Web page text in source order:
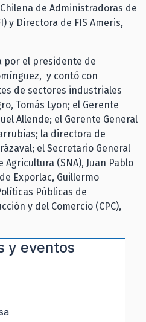
de Administradoras de
y Directora de FIS Ameris,
por el presidente de
y contó con
de sectores industriales
Tomás Lyon; el Gerente
Allende; el Gerente General
la directora de
el Secretario General
(SNA), Juan Pablo
Exporlac, Guillermo
Públicas de
y del Comercio (CPC),
y eventos